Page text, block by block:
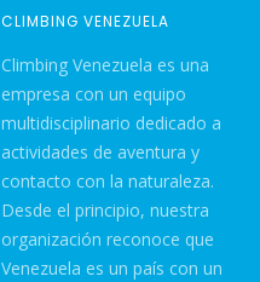
CLIMBING VENEZUELA
Climbing Venezuela es una
empresa con un equipo
multidisciplinario dedicado a
actividades de aventura y
contacto con la naturaleza.
Desde el principio, nuestra
organización reconoce que
Venezuela es un país con un